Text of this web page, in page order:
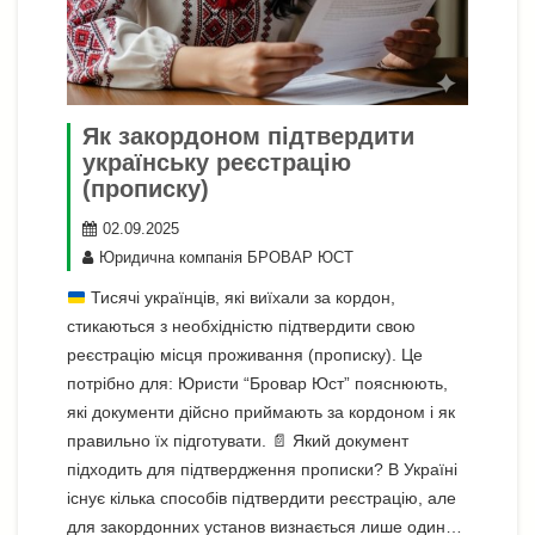
Як закордоном підтвердити
українську реєстрацію
(прописку)
02.09.2025
Юридична компанія БРОВАР ЮСТ
Тисячі українців, які виїхали за кордон,
стикаються з необхідністю підтвердити свою
реєстрацію місця проживання (прописку). Це
потрібно для: Юристи “Бровар Юст” пояснюють,
які документи дійсно приймають за кордоном і як
правильно їх підготувати.
📄 Який документ
підходить для підтвердження прописки? В Україні
існує кілька способів підтвердити реєстрацію, але
для закордонних установ визнається лише один…